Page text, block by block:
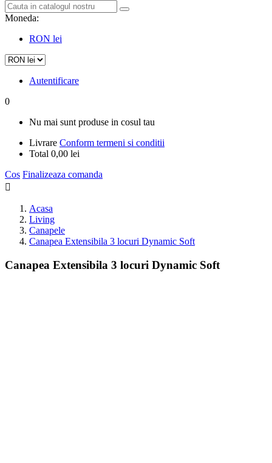
Moneda:
RON lei
Autentificare
0
Nu mai sunt produse in cosul tau
Livrare Conform termeni si conditii
Total 0,00 lei
Cos Finalizeaza comanda

Acasa
Living
Canapele
Canapea Extensibila 3 locuri Dynamic Soft
Canapea Extensibila 3 locuri Dynamic Soft